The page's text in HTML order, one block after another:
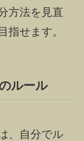
方法を見直
指せます。
ルール
、自分でル